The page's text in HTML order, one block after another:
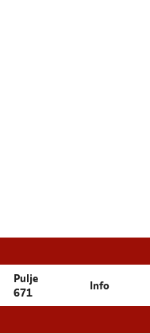
Pulje
671
Info